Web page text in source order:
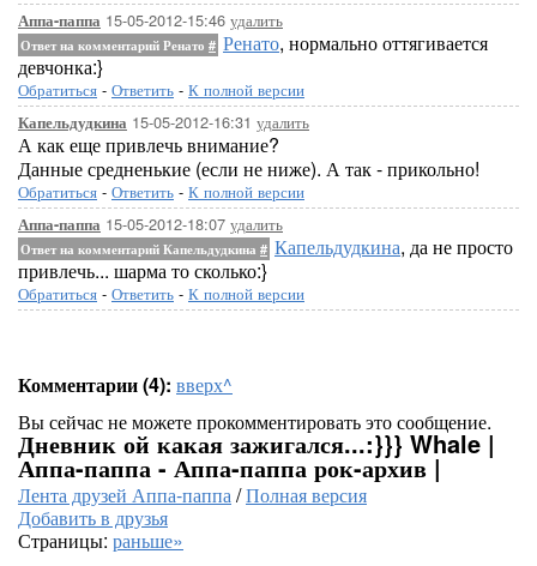
Аппа-паппа 15-05-2012-15:46 удалить
Ответ на комментарий Ренато # Ренато, нормально оттягивается
девчонка:}
Обратиться - Ответить - К полной версии
Капельдудкина 15-05-2012-16:31 удалить
А как еще привлечь внимание?
Данные средненькие (если не ниже). А так - прикольно!
Обратиться - Ответить - К полной версии
Аппа-паппа 15-05-2012-18:07 удалить
Ответ на комментарий Капельдудкина # Капельдудкина, да не просто
привлечь... шарма то сколько:}
Обратиться - Ответить - К полной версии
Комментарии (4): вверх^
Вы сейчас не можете прокомментировать это сообщение.
Дневник ой какая зажигался...:}}} Whale |
Аппа-паппа - Аппа-паппа рок-архив |
Лента друзей Аппа-паппа/Полная версия
Добавить в друзья
Страницы: раньше»